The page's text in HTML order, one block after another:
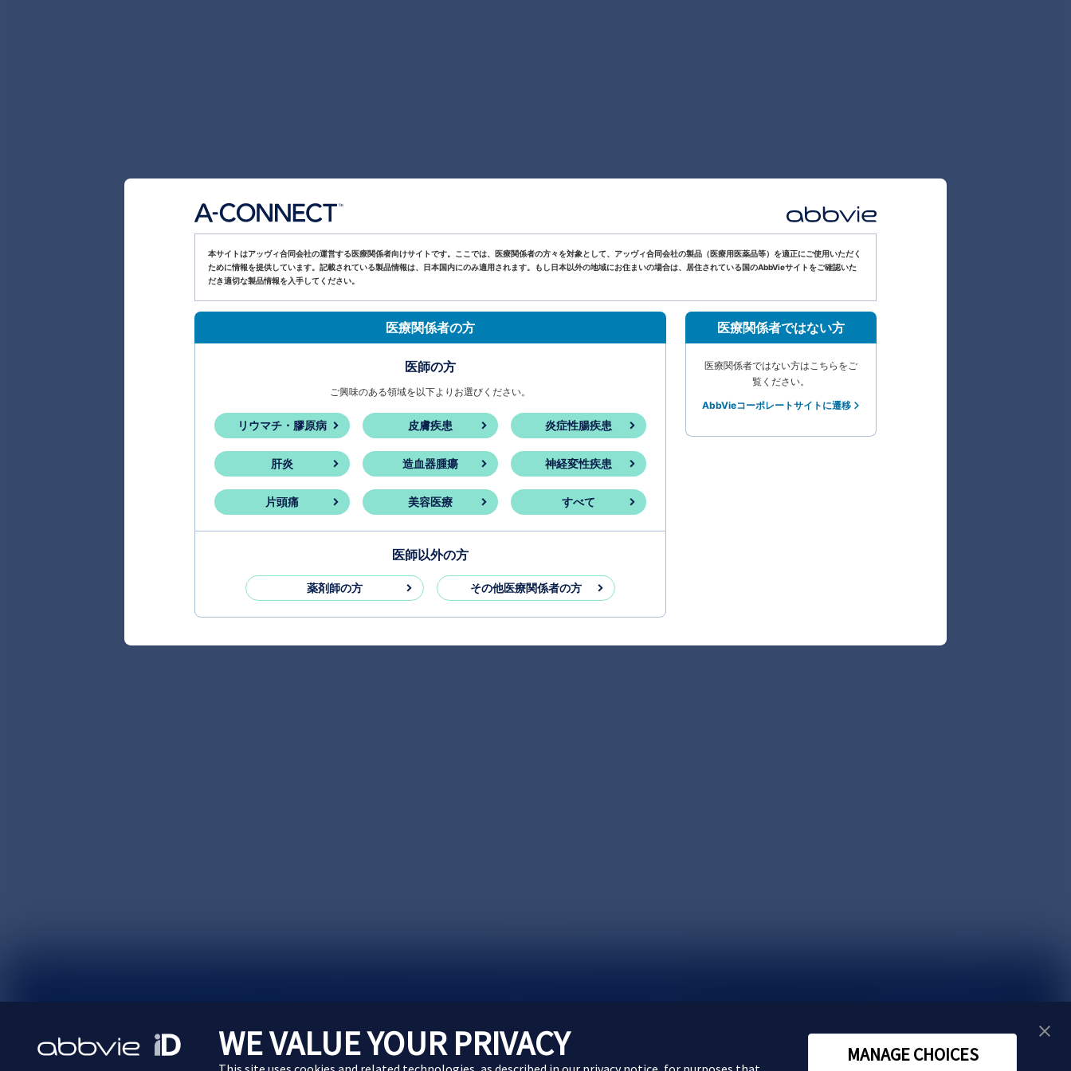
本サイトはアッヴィ合同会社の運営する医療関係者向けサイトです。ここでは、医療関係者の方々を対象として、アッヴィ合同会社の製品（医療用医薬品等）を適正にご使用いただく
ために情報を提供しています。記載されている製品情報は、日本国内にのみ適用されます。もし日本以外の地域にお住まいの場合は、居住されている国のAbbVieサイトをご確認いた
だき適切な製品情報を入手してください。
医療関係者の方
医師の方
ご興味のある領域を以下よりお選びください。
リウマチ・膠原病 皮膚疾患 炎症性腸疾患
肝炎 造血器腫瘍 神経変性疾患
片頭痛 美容医療 すべて
医師以外の方
薬剤師の方 その他医療関係者の方
医療関係者ではない方
医療関係者ではない方はこちらをご
覧ください。
AbbVieコーポレートサイトに遷移
Cookie Preferences
WE VALUE YOUR PRIVACY MANAGE CHOICES